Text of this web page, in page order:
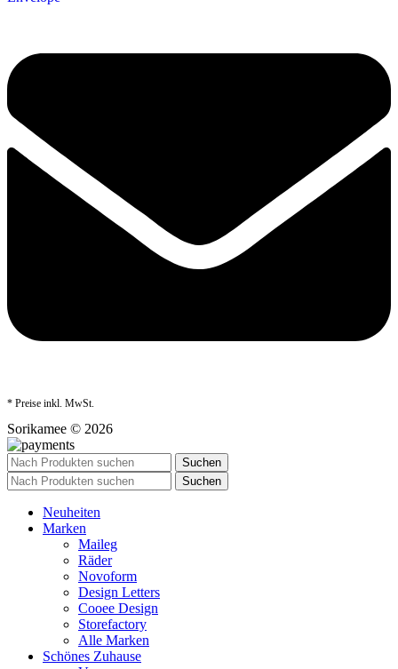
* Preise inkl. MwSt.
Sorikamee © 2026
Suchen
Suchen
Neuheiten
Marken
Maileg
Räder
Novoform
Design Letters
Cooee Design
Storefactory
Alle Marken
Schönes Zuhause